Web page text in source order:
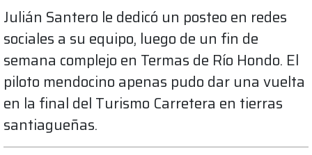
Julián Santero le dedicó un posteo en redes
sociales a su equipo, luego de un fin de
semana complejo en Termas de Río Hondo. El
piloto mendocino apenas pudo dar una vuelta
en la final del Turismo Carretera en tierras
santiagueñas.